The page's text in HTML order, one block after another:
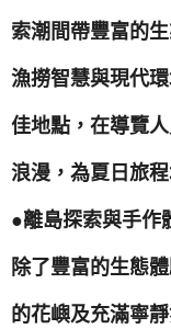
索潮間帶豐富的
漁撈智慧與現代
佳地點，在導覽
浪漫，為夏日旅
●離島探索與手作
除了豐富的生態
的花嶼及充滿寧